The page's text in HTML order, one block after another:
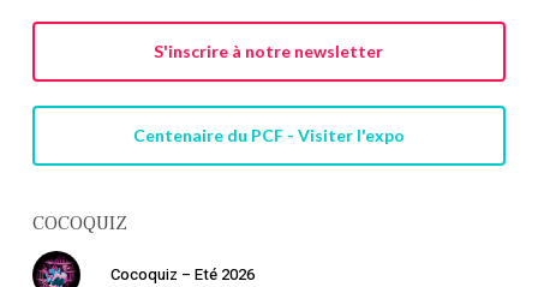
S'inscrire à notre newsletter
Centenaire du PCF - Visiter l'expo
COCOQUIZ
Cocoquiz – Eté 2026